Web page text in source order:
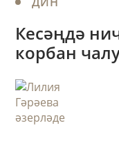
Кесәңдә
корбан